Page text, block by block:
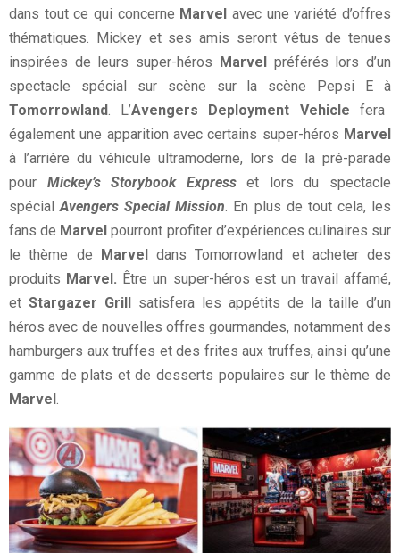
dans tout ce qui concerne Marvel avec une variété d’offres
thématiques. Mickey et ses amis seront vêtus de tenues
inspirées de leurs super-héros Marvelpréférés lors d’un
spectacle spécial sur scène sur la scène Pepsi E à
Tomorrowland. L’Avengers Deployment Vehicle fera
également une apparition avec certains super-héros Marvel
à l’arrière du véhicule ultramoderne, lors de la pré-parade
pour Mickey’s Storybook Expresset lors du spectacle
spécialAvengers Special Mission. En plus de tout cela, les
fans de Marvel pourront profiter d’expériences culinaires sur
le thème de Marveldans Tomorrowland et acheter des
produits Marvel. Être un super-héros est un travail affamé,
et Stargazer Grill satisfera les appétits de la taille d’un
héros avec de nouvelles offres gourmandes, notamment des
hamburgers aux truffes et des frites aux truffes, ainsi qu’une
gamme de plats et de desserts populaires sur le thème de
Marvel.